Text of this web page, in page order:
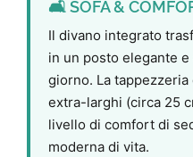
🛋️ SOFA &
Il divano integrato
in un posto elegante
giorno. La
extra-larghi (circa 25
livello di comfort di
moderna di vita.